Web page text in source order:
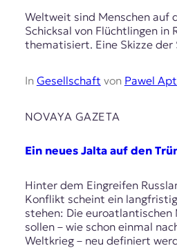
Weltweit sind Menschen auf
Schicksal von Flüchtlingen in
thematisiert. Eine Skizze der
In Gesellschaft von Pawel
NOVAYA GAZETA
Ein neues Jalta auf den
Hinter dem Eingreifen
Konflikt scheint ein
stehen: Die
sollen – wie schon einmal
Weltkrieg – neu definiert